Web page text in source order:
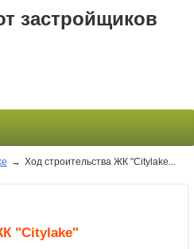
застройщиков
→ Ход строительства ЖК "Citylake...
"Citylake"